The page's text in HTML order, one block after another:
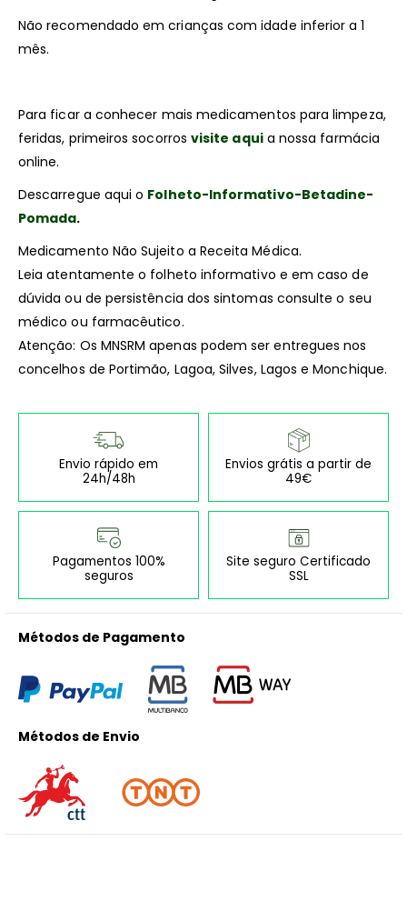
Não recomendado em crianças com idade inferior a 1
mês.
Para ficar a conhecer mais medicamentos para limpeza,
feridas, primeiros socorros visite aqui a nossa farmácia
online.
Descarregue aqui o Folheto-Informativo-Betadine-
Pomada.
Medicamento Não Sujeito a Receita Médica.
Leia atentamente o folheto informativo e em caso de
dúvida ou de persistência dos sintomas consulte o seu
médico ou farmacêutico.
Atenção: Os MNSRM apenas podem ser entregues nos
concelhos de Portimão, Lagoa, Silves, Lagos e Monchique.
Envio rápido em
24h/48h
Envios grátis a partir de
49€
Pagamentos 100%
seguros
Site seguro Certificado
SSL
Métodos de Pagamento
Métodos de Envio